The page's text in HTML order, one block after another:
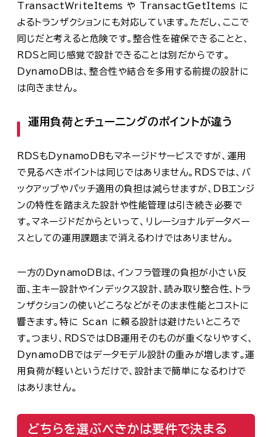
TransactWriteItems や TransactGetItems に
よるトランザクションにも対応しています。ただし、ここで
同じだと考えると危険です。整合性を確保できることと、
RDSと同じ感覚で設計できることは別だからです。
DynamoDBは、整合性や結合を多用する前提の設計に
は向きません。
運用負荷とチューニングのポイントが違う
RDSもDynamoDBもマネージドサービスですが、運用
で見るべきポイントは同じではありません。RDSでは、バ
ックアップやパッチ適用の負担は減らせますが、DBエンジ
ンの特性を踏まえた設計や性能管理は引き続き必要で
す。マネージドだからといって、リレーショナルデータベー
スとしての運用課題まで消えるわけではありません。
一方のDynamoDBは、インフラ管理の負担が小さい反
面、主キー設計やインデックス設計、読み取り整合性、トラ
ンザクションの使いどころなどがそのまま性能とコストに
響きます。特に Scan に頼る設計は避けたいところで
す。つまり、RDSではDB運用そのものが重くなりやすく、
DynamoDBではデータモデル設計の重みが増します。運
用負荷が軽いというだけで、設計まで簡単になるわけで
はありません。
どちらを選ぶべきかは要件で決まる